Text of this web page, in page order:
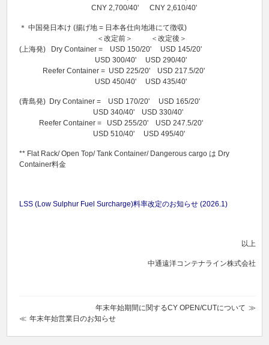
CNY 2,700/40' CNY 2,610/40'
＊ 中国発日本け (揚げ地 = 日本各仕向地港にて徴収)
＜改定前＞ ＜改定後＞
(上海発) Dry Container = USD 150/20' USD 145/20'
USD 300/40' USD 290/40'
Reefer Container = USD 225/20' USD 217.5/20'
USD 450/40' USD 435/40'
(青島発) Dry Container = USD 170/20' USD 165/20'
USD 340/40' USD 330/40'
Reefer Container = USD 255/20' USD 247.5/20'
USD 510/40' USD 495/40'
** Flat Rack/ Open Top/ Tank Container/ Dangerous cargo は Dry
Container料金
LSS (Low Sulphur Fuel Surcharge)料率改定のお知らせ (2026.1)
以上
中通遠洋コンテナライン株式会社
年末年始期間に関するCY OPEN/CUTについて
年末年始営業日のお知らせ